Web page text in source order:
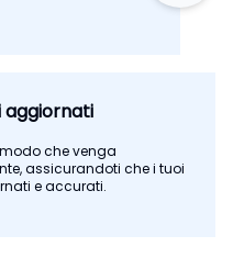
aggiornati
che venga
assicurandoti che i tuoi
e accurati.